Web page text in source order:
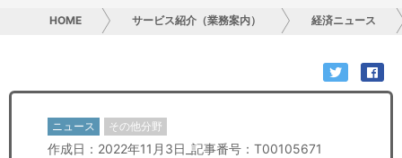
お問い合わせ
日本人にPR
HOME サービス紹介（業務案内） 経済ニュース
ニュース その他分野
作成日：2022年11月3日_記事番号：T00105671